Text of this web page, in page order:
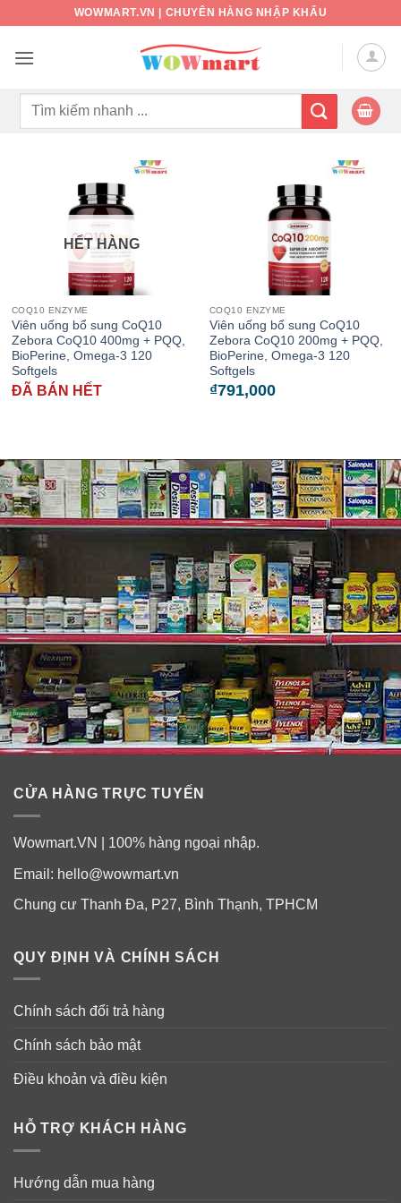
nội
WOWMART.VN | CHUYÊN HÀNG NHẬP KHẨU
Tìm
HẾT HÀNG
COQ10 ENZYME
Viên uống bổ sung CoQ10
Zebora CoQ10 400mg + PQQ,
BioPerine, Omega-3 120
Softgels
ĐÃ BÁN HẾT
COQ10 ENZYME
Viên uống bổ sung CoQ10
Zebora CoQ10 200mg + PQQ,
BioPerine, Omega-3 120
Softgels
₫791,000
CỬA HÀNG TRỰC TUYẾN
Wowmart.VN | 100% hàng ngoại nhập.
Email: hello@wowmart.vn
Chung cư Thanh Đa, P27, Bình Thạnh, TPHCM
QUY ĐỊNH VÀ CHÍNH SÁCH
Chính sách đổi trả hàng
Chính sách bảo mật
Điều khoản và điều kiện
HỖ TRỢ KHÁCH HÀNG
Hướng dẫn mua hàng